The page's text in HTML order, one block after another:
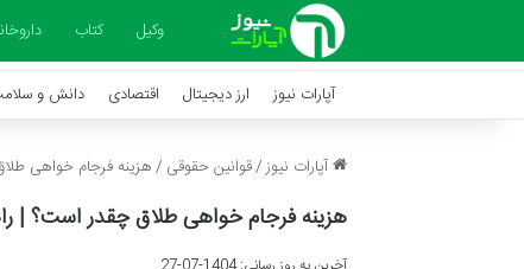
وکیل کتاب
آپارات نیوز ارز دیجیتال اقتصادی دانش و
آپارات نیوز/قوانین حقوقی /هزینه فرجام خواهی طلاق
هزینه فرجام خواهی طلاق چقدر است؟ |